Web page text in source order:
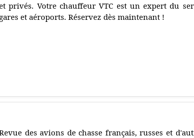
privés. Votre chauffeur VTC est un expert du
gares et aéroports. Réservez dès maintenant !
des avions de chasse français, russes et